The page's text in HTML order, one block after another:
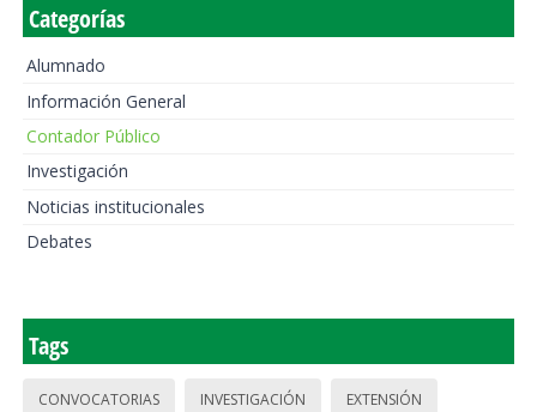
Categorías
Alumnado
Información General
Contador Público
Investigación
Noticias institucionales
Debates
Tags
CONVOCATORIAS INVESTIGACIÓN EXTENSIÓN